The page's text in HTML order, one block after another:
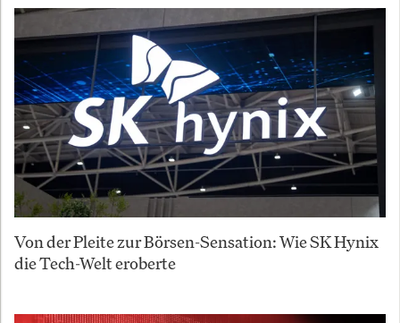
Von der Pleite zur Börsen-Sensation: Wie SK Hynix
die Tech-Welt eroberte